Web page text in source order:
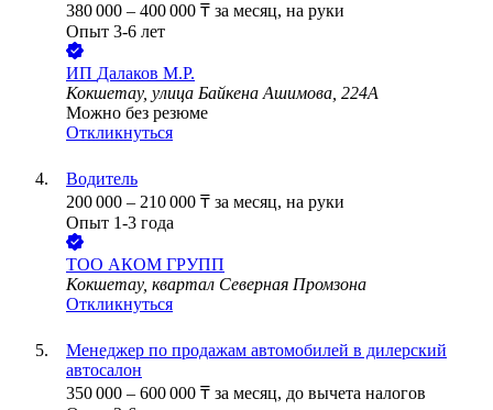
380 000 – 400 000 ₸ за месяц, на руки
Опыт 3-6 лет
ИП Далаков М.Р.
Кокшетау, улица Байкена Ашимова, 224А
Можно без резюме
Откликнуться
Водитель
200 000 – 210 000 ₸ за месяц, на руки
Опыт 1-3 года
ТОО АКОМ ГРУПП
Кокшетау, квартал Северная Промзона
Откликнуться
Менеджер по продажам автомобилей в дилерский
автосалон
350 000 – 600 000 ₸ за месяц, до вычета налогов